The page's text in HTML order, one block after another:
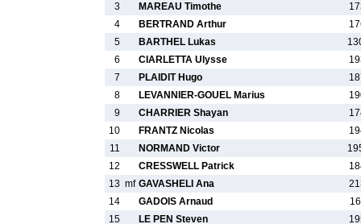
3
MAREAU Timothe
4
BERTRAND Arthur
5
BARTHEL Lukas
6
CIARLETTA Ulysse
7
PLAIDIT Hugo
8
LEVANNIER-GOUEL Marius
9
CHARRIER Shayan
10
FRANTZ Nicolas
11
NORMAND Victor
12
CRESSWELL Patrick
13 mf GAVASHELI Ana
14
GADOIS Arnaud
15
LE PEN Steven